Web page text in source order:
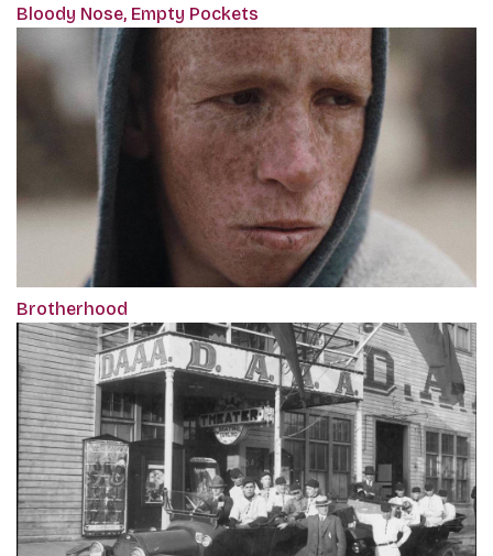
Bloody Nose, Empty Pockets
Brotherhood